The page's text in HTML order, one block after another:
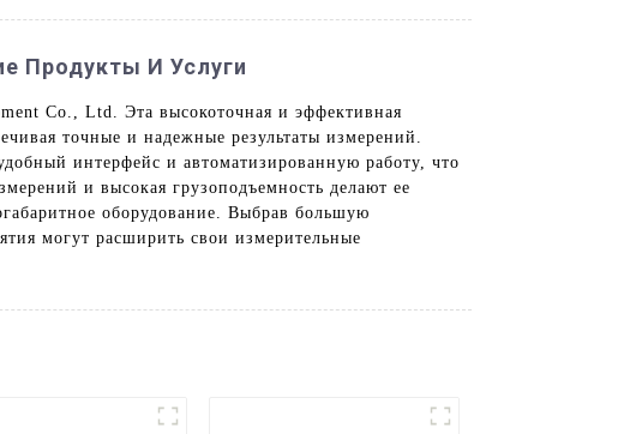
Продукты И Услуги
Co., Ltd. Эта высокоточная и эффективная
точные и надежные результаты измерений.
интерфейс и автоматизированную работу, что
и высокая грузоподъемность делают ее
оборудование. Выбрав большую
могут расширить свои измерительные